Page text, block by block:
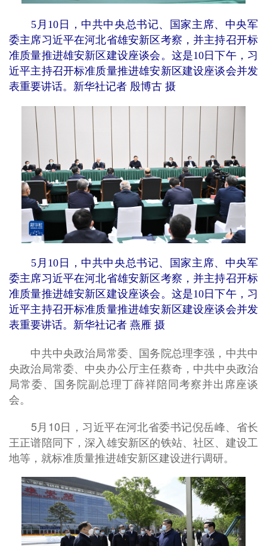
5月10日，中共中央总书记、国家主席、中央军
委主席习近平在河北省雄安新区考察，并主持召开标
准质量推进雄安新区建设座谈会。这是10日下午，习
近平主持召开标准质量推进雄安新区建设座谈会并发
表重要讲话。新华社记者 殷博古 摄
5月10日，中共中央总书记、国家主席、中央军
委主席习近平在河北省雄安新区考察，并主持召开标
准质量推进雄安新区建设座谈会。这是10日下午，习
近平主持召开标准质量推进雄安新区建设座谈会并发
表重要讲话。新华社记者 燕雁 摄
中共中央政治局常委、国务院总理李强，中共中
央政治局常委、中央办公厅主任蔡奇，中共中央政治
局常委、国务院副总理丁薛祥陪同考察并出席座谈
会。
5月10日，习近平在河北省委书记倪岳峰、省长
王正谱陪同下，深入雄安新区的铁站、社区、建设工
地等，就标准质量推进雄安新区建设进行调研。